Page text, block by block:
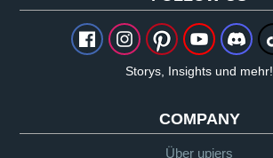
Storys, Insights und mehr!
COMPANY
Über upjers